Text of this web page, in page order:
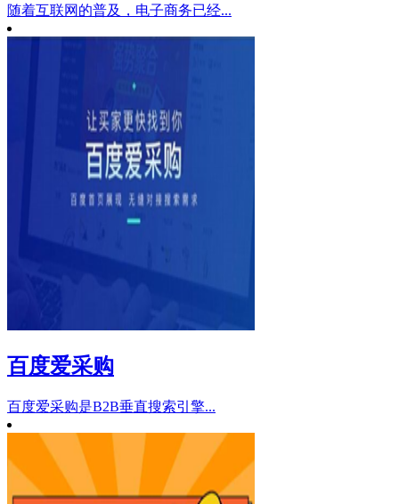
随着互联网的普及，电子商务已经...
百度爱采购
百度爱采购是B2B垂直搜索引擎...